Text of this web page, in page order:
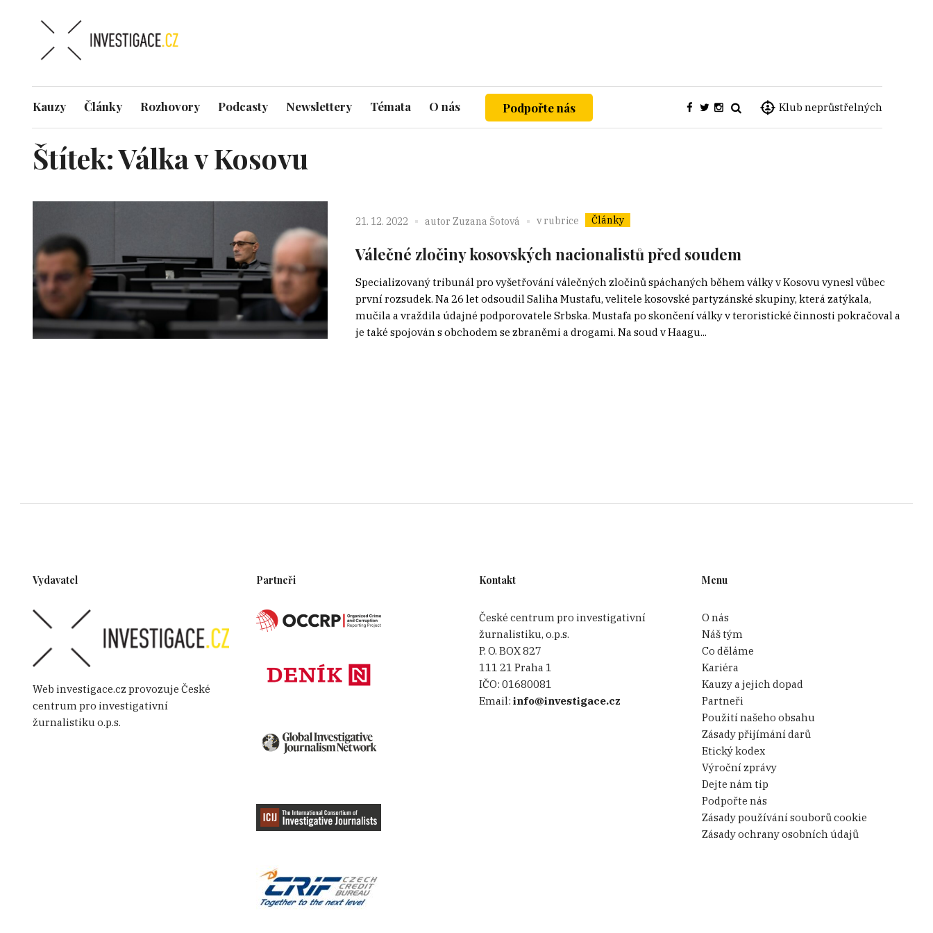
Klub neprůstřelných
Kauzy Články Rozhovory Podcasty Newslettery Témata O nás Podpořte nás
Štítek:Válka v Kosovu
21. 12. 2022 autor Zuzana Šotová v rubrice Články
Válečné zločiny kosovských nacionalistů před soudem
Specializovaný tribunál pro vyšetřování válečných zločinů spáchaných během války v Kosovu vynesl vůbec
první rozsudek. Na 26 let odsoudil Saliha Mustafu, velitele kosovské partyzánské skupiny, která zatýkala,
mučila a vraždila údajné podporovatele Srbska. Mustafa po skončení války v teroristické činnosti pokračoval a
je také spojován s obchodem se zbraněmi a drogami. Na soud v Haagu...
Vydavatel
Web investigace.cz provozuje České
centrum pro investigativní
žurnalistiku o.p.s.
Partneři Kontakt
České centrum pro investigativní
žurnalistiku, o.p.s.
P. O. BOX 827
111 21 Praha 1
IČO: 01680081
Email: info@investigace.cz
Menu
O nás
Náš tým
Co děláme
Kariéra
Kauzy a jejich dopad
Partneři
Použití našeho obsahu
Zásady přijímání darů
Etický kodex
Výroční zprávy
Dejte nám tip
Podpořte nás
Zásady používání souborů cookie
Zásady ochrany osobních údajů